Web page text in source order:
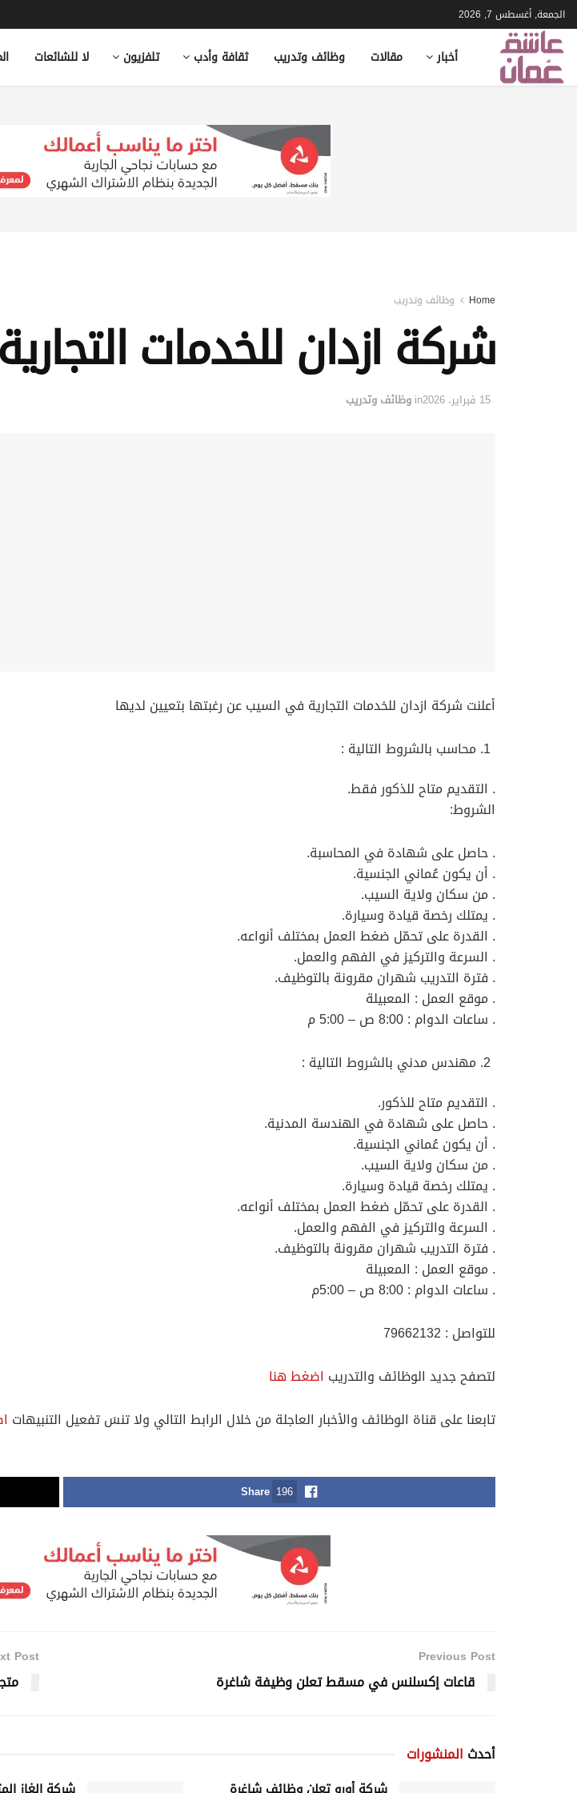
الجمعة, أغسطس 7, 2026
أخبار مقالات وظائف وتدريب ثقافة وأدب تلفزيون لا للشائعات
Home وظائف وتدريب
شركة ازدان للخدمات
15 فبراير، 2026 in وظائف وتدريب
أعلنت شركة ازدان للخدمات التجارية في السيب عن رغبتها بتعيين لديها
محاسب بالشروط التالية :
. التقديم متاح للذكور فقط.
الشروط:
. حاصل على شهادة في المحاسبة.
. أن يكون عُماني الجنسية.
. من سكان ولاية السيب.
. يمتلك رخصة قيادة وسيارة.
. القدرة على تحمّل ضغط العمل بمختلف أنواعه.
. السرعة والتركيز في الفهم والعمل.
. فترة التدريب شهران مقرونة بالتوظيف.
. موقع العمل : المعبيلة
. ساعات الدوام : 8:00 ص – 5:00 م
مهندس مدني بالشروط التالية :
. التقديم متاح للذكور.
. حاصل على شهادة في الهندسة المدنية.
. أن يكون عُماني الجنسية.
. من سكان ولاية السيب.
. يمتلك رخصة قيادة وسيارة.
. القدرة على تحمّل ضغط العمل بمختلف أنواعه.
. السرعة والتركيز في الفهم والعمل.
. فترة التدريب شهران مقرونة بالتوظيف.
. موقع العمل : المعبيلة
. ساعات الدوام : 8:00 ص – 5:00م
للتواصل : 79662132
لتصفح جديد الوظائف والتدريب اضغط هنا
تابعنا على قناة الوظائف والأخبار العاجلة من خلال الرابط التالي ولا تنسَ تفعيل التنبيهات
Share 196
Previous Post
قاعات إكسلنس في مسقط تعلن وظيفة شاغرة
Post
أحدث المنشورات